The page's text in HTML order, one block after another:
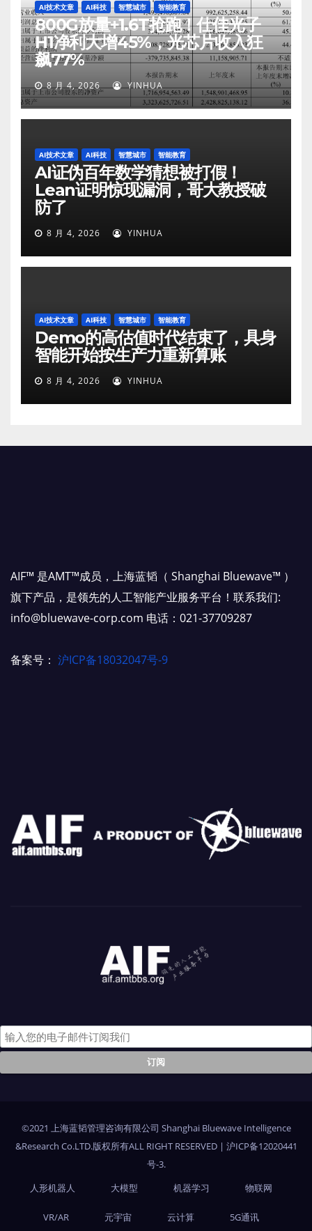
AI技术文章 AI科技 智慧城市 智能教育
800G放量+1.6T抢跑！仕佳光子
H1净利大增45%，光芯片收入狂
飙77%
8 月 4, 2026 YINHUA
AI技术文章 AI科技 智慧城市 智能教育
AI证伪百年数学猜想被打假！
Lean证明惊现漏洞，哥大教授破
防了
8 月 4, 2026 YINHUA
AI技术文章 AI科技 智慧城市 智能教育
Demo的高估值时代结束了，具身
智能开始按生产力重新算账
8 月 4, 2026 YINHUA
AIF™ 是AMT™成员，上海蓝韬（ Shanghai Bluewave™ ）
旗下产品，是领先的人工智能产业服务平台！联系我们:
info@bluewave-corp.com 电话：021-37709287
备案号： 沪ICP备18032047号-9
©2021 上海蓝韬管理咨询有限公司 Shanghai Bluewave Intelligence
&Research Co.LTD.版权所有ALL RIGHT RESERVED | 沪ICP备12020441
号-3.
人形机器人
大模型 机器学习 物联网
VR/AR 元宇宙 云计算 5G通讯